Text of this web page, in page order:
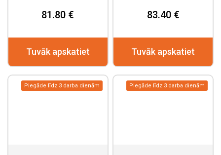
81.80 €
Tuvāk apskatiet
83.40 €
Tuvāk apskatiet
Piegāde līdz 3 darba dienām Piegāde līdz 3 darba dienām